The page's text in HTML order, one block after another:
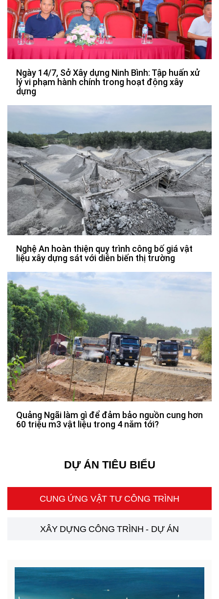
Ngày 14/7, Sở Xây dựng Ninh Bình: Tập huấn xử
lý vi phạm hành chính trong hoạt động xây
dựng
Nghệ An hoàn thiện quy trình công bố giá vật
liệu xây dựng sát với diễn biến thị trường
Quảng Ngãi làm gì để đảm bảo nguồn cung hơn
60 triệu m3 vật liệu trong 4 năm tới?
DỰ ÁN TIÊU BIỂU
CUNG ỨNG VẬT TƯ CÔNG TRÌNH
XÂY DỰNG CÔNG TRÌNH - DỰ ÁN